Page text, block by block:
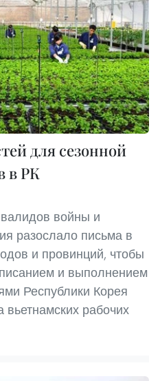
для сезонной
в РК
войны и
разослало письма в
и провинций, чтобы
и выполнением
Республики Корея
вьетнамских рабочих